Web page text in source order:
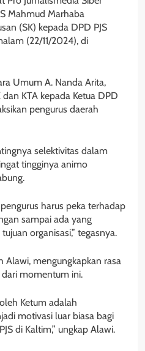
Mahmud Marhaba
(SK) kepada DPD PJS
(22/11/2024), di
Umum A. Nanda Arita,
KTA kepada Ketua DPD
pengurus daerah
selektivitas dalam
tingginya animo
harus peka terhadap
sampai ada yang
organisasi,” tegasnya.
Alawi, mengungkapkan rasa
momentum ini.
Ketum adalah
motivasi luar biasa bagi
di Kaltim,” ungkap Alawi.